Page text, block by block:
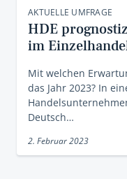
AKTUELLE UMFRAGE
HDE
im
Mit welchen
das Jahr 2023? In
Deutsch…
2. Februar 2023